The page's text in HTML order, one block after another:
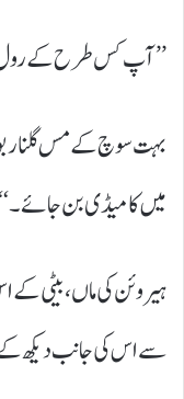
’’آپ کس طرح کے رول
بہت سوچ کے مس گلنار
میں کامیڈی بن
ہیروئن کی ماں، بیٹی
سے اس کی جانب دیکھ